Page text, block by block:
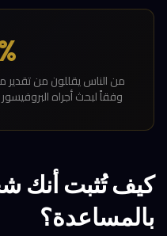
من الناس يقللون من تقدير
وفقاً لبحث أجراه
كيف تُثبت أنك
بالمساعدة؟